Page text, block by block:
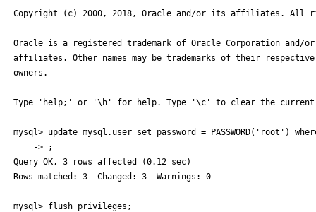
Copyright (c) 2000, 2018, Oracle and/or its affiliates. All
Oracle is a registered trademark of Oracle Corporation and/
affiliates. Other names may be trademarks of their respective
owners.
Type 'help;' or '\h' for help. Type '\c' to clear the current
mysql> update mysql.user set password = PASSWORD('root')
    -> ;
Query OK, 3 rows affected (0.12 sec)
Rows matched: 3  Changed: 3  Warnings: 0
mysql> flush privileges;